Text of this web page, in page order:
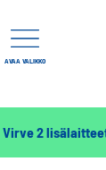
AVAA VALIKKO
Virve 2